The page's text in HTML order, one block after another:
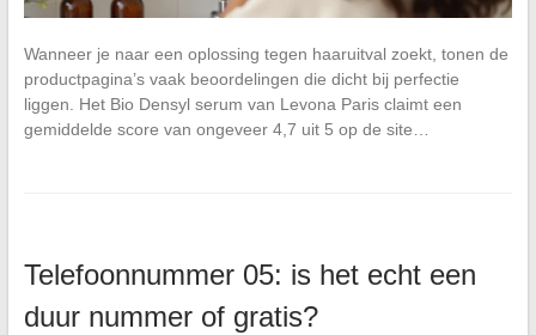
Wanneer je naar een oplossing tegen haaruitval zoekt, tonen de
productpagina’s vaak beoordelingen die dicht bij perfectie
liggen. Het Bio Densyl serum van Levona Paris claimt een
gemiddelde score van ongeveer 4,7 uit 5 op de site…
Telefoonnummer 05: is het echt een
duur nummer of gratis?